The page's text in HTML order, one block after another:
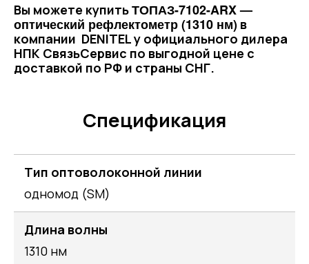
Вы можете купитьТОПАЗ-7102-ARX —
оптический рефлектометр (1310 нм) в
компании DENITEL у официального дилера
НПК СвязьСервис по выгодной цене с
доставкой по РФ и страны СНГ.
Спецификация
Тип оптоволоконной линии
одномод (SM)
Длина волны
1310 нм